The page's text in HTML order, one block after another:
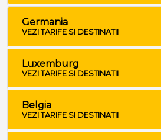
Germania
VEZI TARIFE SI DESTINATII
Luxemburg
VEZI TARIFE SI DESTINATII
Belgia
VEZI TARIFE SI DESTINATII